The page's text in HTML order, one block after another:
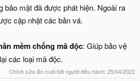
bảo mật đã được phát hiện. Ngoài ra
cập nhật các bản vá.
mềm chống mã độc: Giúp bảo vệ
các loại mã độc.
Chỉnh sửa lần cuối bởi người điều hành: 25/04/2022